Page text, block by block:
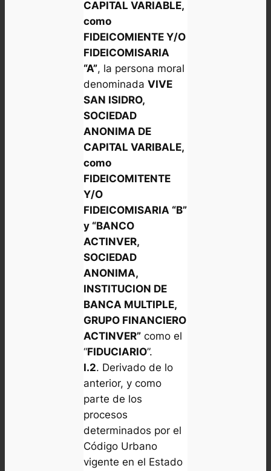
CAPITAL VARIABLE,
como
FIDEICOMIENTE Y/O
FIDEICOMISARIA
“A”, la persona moral
denominada VIVE
SAN ISIDRO,
SOCIEDAD
ANONIMA DE
CAPITAL VARIBALE,
como
FIDEICOMITENTE
Y/O
FIDEICOMISARIA “B”
y “BANCO
ACTINVER,
SOCIEDAD
ANONIMA,
INSTITUCION DE
BANCA MULTIPLE,
GRUPO FINANCIERO
ACTINVER”como el
“FIDUCIARIO”.
I.2. Derivado de lo
anterior, y como
parte de los
procesos
determinados por el
Código Urbano
vigente en el Estado